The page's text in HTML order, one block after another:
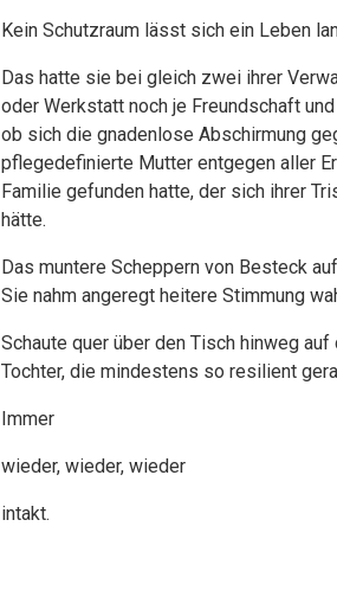
Kein Schutzraum lässt sich ein Leben
Das hatte sie bei gleich zwei ihrer
oder Werkstatt noch je Freundschaft
ob sich die gnadenlose Abschirmung
pflegedefinierte Mutter entgegen aller
Familie gefunden hatte, der sich ihrer
hätte.
Das muntere Scheppern von Besteck
Sie nahm angeregt heitere Stimmung
Schaute quer über den Tisch hinweg
Tochter, die mindestens so resilient
Immer
wieder, wieder, wieder
intakt.